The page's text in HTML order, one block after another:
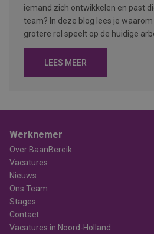
iemand zich ontwikkelen en past
team? In deze blog lees je
grotere rol speelt op de huidige
LEES MEER
Werknemer
Over BaanBereik
Vacatures
Nieuws
Ons Team
Stages
Contact
Vacatures in Noord-Holland